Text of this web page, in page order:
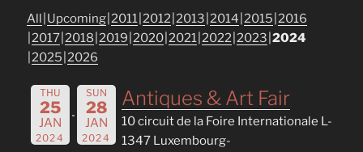
All Upcoming 2011 2012 2013 2014 2015 2016
2017 2018 2019 2020 2021 2022 2023 2024
2025 2026
THU
25
JAN
2024
SUN
28
JAN
2024
Antiques & Art Fair
10 circuit de la Foire Internationale L-
1347 Luxembourg-